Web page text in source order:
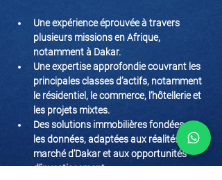
Une expérience éprouvée à travers
plusieurs missions en Afrique,
notamment à Dakar.
Une expertise approfondie couvrant les
principales classes d’actifs, notamment
le résidentiel, le commerce, l’hôtellerie et
les projets mixtes.
Des solutions immobilières fondées sur
les données, adaptées aux réalités du
marché d’Dakar et aux opportunités
d’investissement.